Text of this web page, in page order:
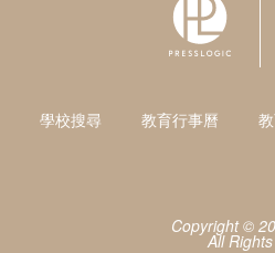
學校搜尋 教育行事曆
Copyright ©
All